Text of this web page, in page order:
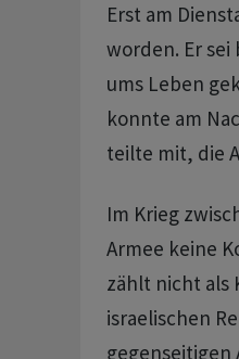
Erst am
worden. Er sei
ums Leben
konnte am
teilte mit, die
Im Krieg
Armee keine
zählt nicht als
israelischen
gegenseitigen